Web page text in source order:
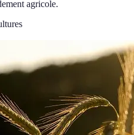
agricole.